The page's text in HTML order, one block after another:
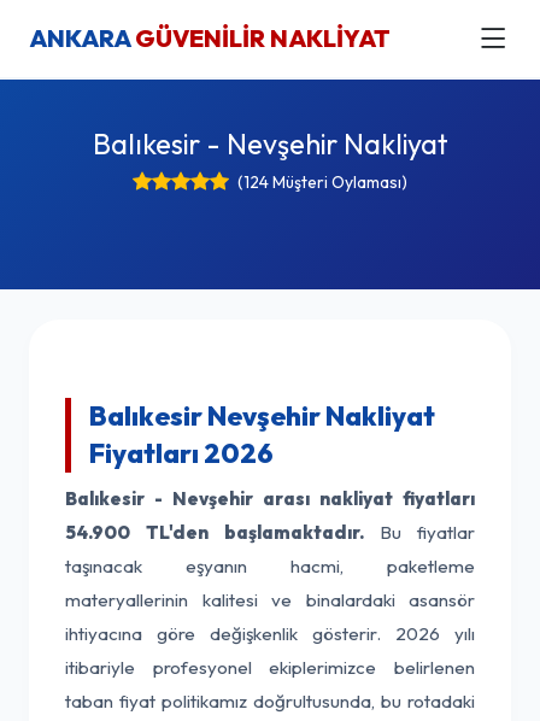
ANKARAGÜVENİLİR NAKLİYAT
Balıkesir - Nevşehir Nakliyat
(124 Müşteri Oylaması)
Balıkesir Nevşehir Nakliyat
Fiyatları 2026
Balıkesir - Nevşehir arası nakliyat fiyatları
54.900 TL'den başlamaktadır. Bu fiyatlar
taşınacak eşyanın hacmi, paketleme
materyallerinin kalitesi ve binalardaki asansör
ihtiyacına göre değişkenlik gösterir. 2026 yılı
itibariyle profesyonel ekiplerimizce belirlenen
taban fiyat politikamız doğrultusunda, bu rotadaki